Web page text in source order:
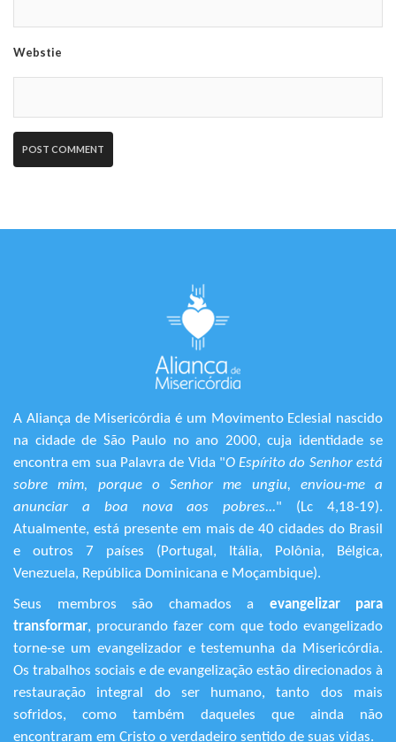
Webstie
A Aliança de Misericórdia é um Movimento Eclesial nascido
na cidade de São Paulo no ano 2000, cuja identidade se
encontra em sua Palavra de Vida "O Espírito do Senhor está
sobre mim, porque o Senhor me ungiu, enviou-me a
anunciar a boa nova aos pobres..." (Lc 4,18-19).
Atualmente, está presente em mais de 40 cidades do Brasil
e outros 7 países (Portugal, Itália, Polônia, Bélgica,
Venezuela, República Dominicana e Moçambique).
Seus membros são chamados a evangelizar para
transformar, procurando fazer com que todo evangelizado
torne-se um evangelizador e testemunha da Misericórdia.
Os trabalhos sociais e de evangelização estão direcionados à
restauração integral do ser humano, tanto dos mais
sofridos, como também daqueles que ainda não
encontraram em Cristo o verdadeiro sentido de suas vidas.